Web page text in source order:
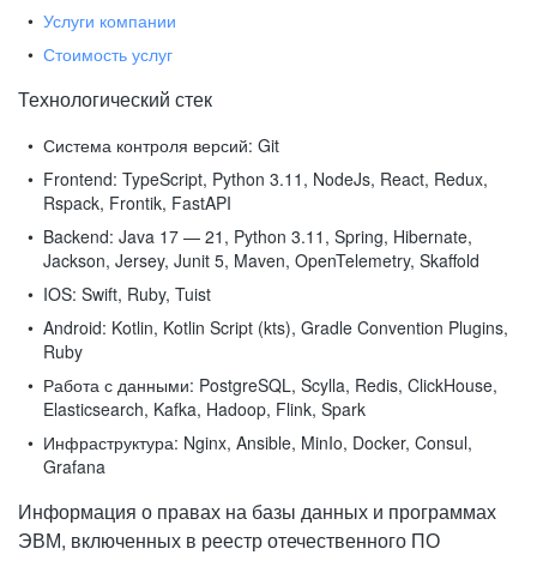
Услуги компании
Стоимость услуг
Технологический стек
Система контроля версий: Git
Frontend: TypeScript, Python 3.11, NodeJs, React, Redux,
Rspack, Frontik, FastAPI
Backend: Java 17 — 21, Python 3.11, Spring, Hibernate,
Jackson, Jersey, Junit 5, Maven, OpenTelemetry, Skaffold
IOS: Swift, Ruby, Tuist
Android: Kotlin, Kotlin Script (kts), Gradle Convention Plugins,
Ruby
Работа с данными: PostgreSQL, Scylla, Redis, ClickHouse,
Elasticsearch, Kafka, Hadoop, Flink, Spark
Инфраструктура: Nginx, Ansible, MinIo, Docker, Consul,
Grafana
Информация о правах на базы данных и программах
ЭВМ, включенных в реестр отечественного ПО